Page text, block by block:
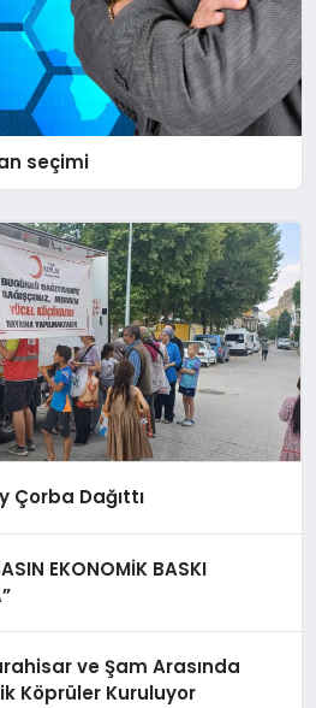
seçimi
Çorba Dağıttı
EKONOMİK BASKI
ve Şam Arasında
Köprüler Kuruluyor